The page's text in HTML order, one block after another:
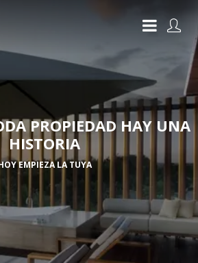
PROPIEDAD HAY UNA
HISTORIA
EMPIEZA LA TUYA